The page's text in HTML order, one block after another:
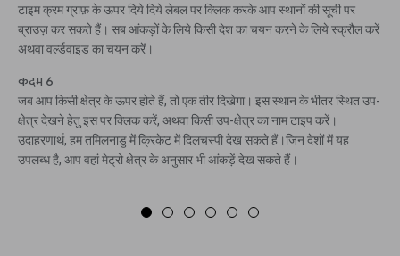
टाइम क्रम ग्राफ़ के ऊपर दिये दिये लेबल पर क्लिक करके आप स्थानों की सूची पर
ब्राउज़ कर सकते हैं। सब आंकड़ों के लिये किसी देश का चयन करने के लिये स्क्रौल करें
अथवा वर्ल्डवाइड का चयन करें।
कदम 6
जब आप किसी क्षेत्र के ऊपर होते हैं, तो एक तीर दिखेगा। इस स्थान के भीतर स्थित उप-
क्षेत्र देखने हेतु इस पर क्लिक करें, अथवा किसी उप-क्षेत्र का नाम टाइप करें।
उदाहरणार्थ, हम तमिलनाडु में क्रिकेट में दिलचस्पी देख सकते हैं।जिन देशों में यह
उपलब्ध है, आप वहां मेट्रो क्षेत्र के अनुसार भी आंकड़ें देख सकते हैं।